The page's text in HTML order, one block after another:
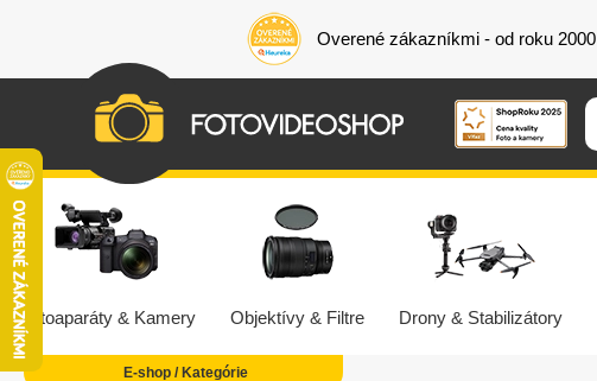
Overené zákazníkmi - od roku 2000
Fotoaparáty & Kamery Objektívy & Filtre Drony & Stabilizátory
E-shop / Kategórie